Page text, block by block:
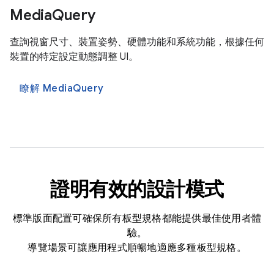
MediaQuery
查詢視窗尺寸、裝置姿勢、硬體功能和系統功能，根據任何
裝置的特定設定動態調整 UI。
瞭解 MediaQuery
證明有效的設計模式
標準版面配置可確保所有板型規格都能提供最佳使用者體
驗。
導覽場景可讓應用程式順暢地適應多種板型規格。